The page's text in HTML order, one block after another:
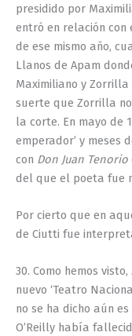
presidido por
entró en relación con
de ese mismo año,
Llanos de Apam
Maximiliano y
suerte que Zorrilla
la corte. En mayo de
emperador’ y meses
con Don Juan Tenorio
del que el poeta fue
Por cierto que en
de Ciutti fue
30. Como hemos
nuevo ‘Teatro
no se ha dicho aún
O’Reilly había